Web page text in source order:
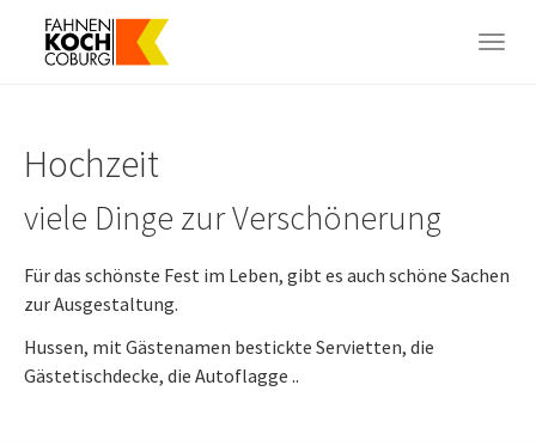
Hochzeit
viele Dinge zur Verschönerung
Für das schönste Fest im Leben, gibt es auch schöne Sachen
zur Ausgestaltung.
Hussen, mit Gästenamen bestickte Servietten, die
Gästetischdecke, die Autoflagge ..